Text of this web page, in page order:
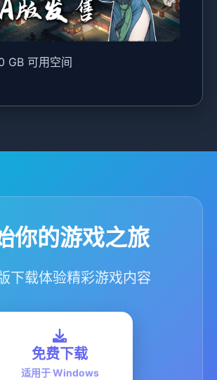
GB 可用空间
你的游戏之旅
下载体验精彩游戏内容
免费下载
适用于 Windows